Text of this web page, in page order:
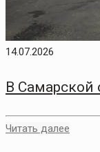
14.07.2026
В Самарской
Читать далее